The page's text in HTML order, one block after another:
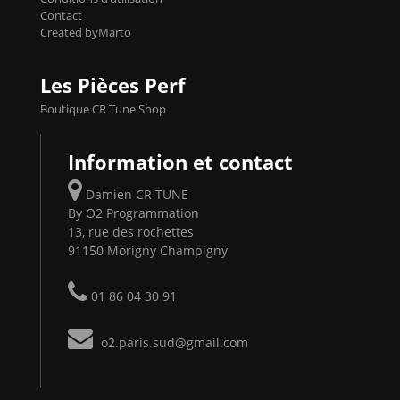
Contact
Created byMarto
Les Pièces Perf
Boutique CR Tune Shop
Information et contact
Damien CR TUNE
By O2 Programmation
13, rue des rochettes
91150 Morigny Champigny
01 86 04 30 91
o2.paris.sud@gmail.com